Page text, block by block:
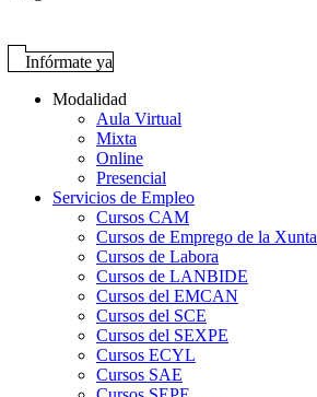
Infórmate ya
Modalidad
Aula Virtual
Mixta
Online
Presencial
Servicios de Empleo
Cursos CAM
Cursos de Emprego de la Xunta
Cursos de Labora
Cursos de LANBIDE
Cursos del EMCAN
Cursos del SCE
Cursos del SEXPE
Cursos ECYL
Cursos SAE